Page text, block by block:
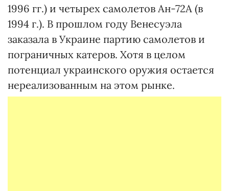
1996 гг.) и четырех самолетов Ан-72А (в
1994 г.). В прошлом году Венесуэла
заказала в Украине партию самолетов и
пограничных катеров. Хотя в целом
потенциал украинского оружия остается
нереализованным на этом рынке.